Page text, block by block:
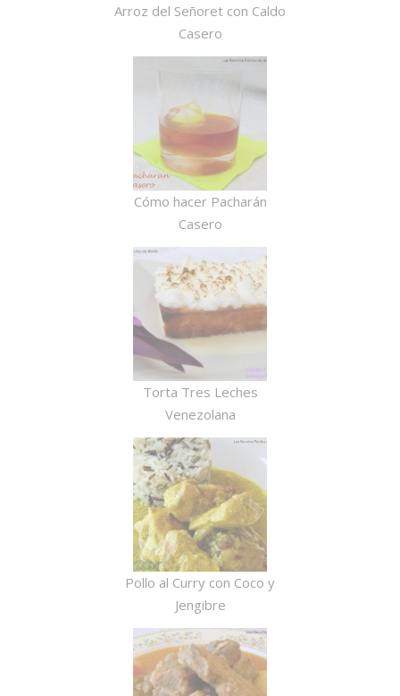
Arroz del Señoret con Caldo
Casero
Cómo hacer Pacharán
Casero
Torta Tres Leches
Venezolana
Pollo al Curry con Coco y
Jengibre